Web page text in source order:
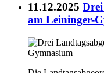
11.12.2025
am Leininger-